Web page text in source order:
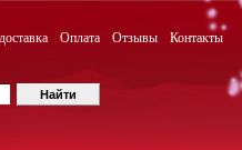
Оплата Отзывы
Контакты